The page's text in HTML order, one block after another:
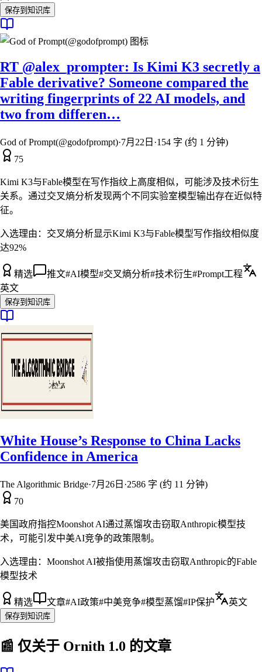
保存到知识库
RT @alex_prompter: Is Kimi K3 secretly a
Fable derivative? Someone compared the
writing fingerprints of 22 AI models, and
two from differen…
God of Prompt(@godofprompt)·7月22日 ·154 字 (约 1 分钟)
75
Kimi K3与Fable模型在写作指纹上高度相似，可能涉及技术衍生
关系。通过交叉熵分析发现两个不同实验室模型输出存在近似特
征。
入选理由： 交叉熵分析显示Kimi K3与Fable模型写作指纹相似度
达92%
精选 推文#AI模型#交叉熵分析#技术衍生#Prompt工程
英文
保存到知识库
White House’s Response to China Lacks
Confidence in America
The Algorithmic Bridge·7月26日 ·2586 字 (约 11 分钟)
70
美国政府指控Moonshot AI通过蒸馏攻击窃取Anthropic模型技
术，可能引发中美AI竞争的政策限制。
入选理由： Moonshot AI被指使用蒸馏攻击窃取Anthropic的Fable
模型技术
精选 文章#AI政策#中美竞争#模型蒸馏#IP保护 英文
保存到知识库
📰 仅关于 Ornith 1.0 的文章